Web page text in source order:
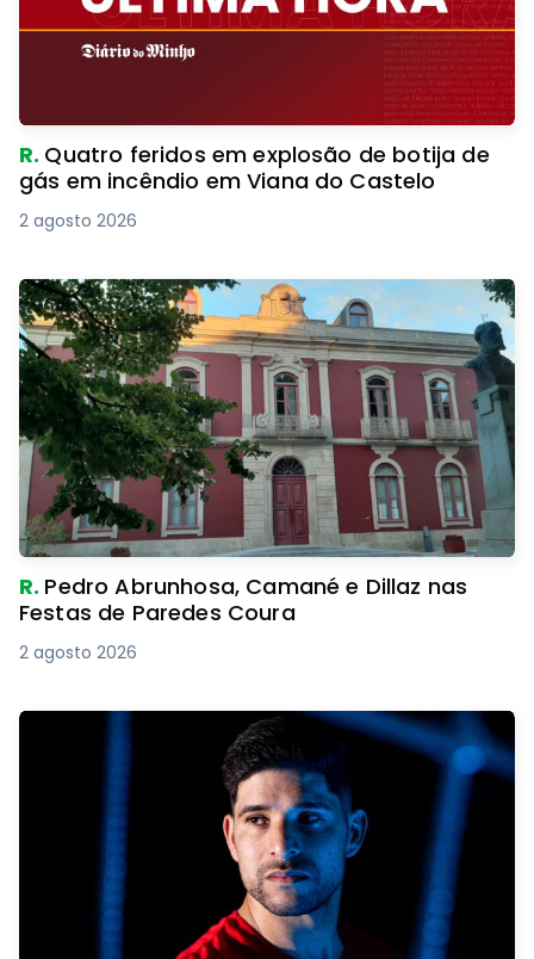
R. Quatro feridos em explosão de botija de
gás em incêndio em Viana do Castelo
2 agosto 2026
R. Pedro Abrunhosa, Camané e Dillaz nas
Festas de Paredes Coura
2 agosto 2026